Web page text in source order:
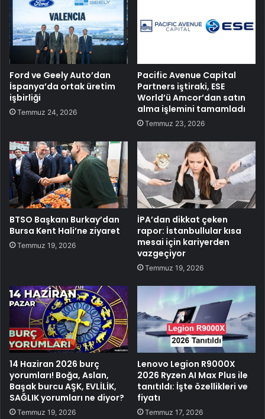
Ford ve Geely Auto’dan
İspanya’da ortak üretim
işbirliği
Temmuz 24, 2026
Pacific Avenue Capital
Partners iştiraki, ESE
World’ü Amcor’dan satın
alma işlemini tamamladı
Temmuz 23, 2026
BTSO Başkanı Burkay’dan
Bursa Kent Hali’ne ziyaret
Temmuz 19, 2026
İPA’dan dikkat çeken
rapor: İstanbullular kısa
mesai için kariyerden
vazgeçiyor
Temmuz 19, 2026
14 Haziran 2026 burç
yorumları! Boğa, Aslan,
Başak burcu AŞK, EVLİLİK,
SAĞLIK yorumları ne diyor?
Temmuz 19, 2026
Lenovo Legion R9000X
2026 Ryzen AI Max Plus ile
tanıtıldı: İşte özellikleri ve
fiyatı
Temmuz 17, 2026